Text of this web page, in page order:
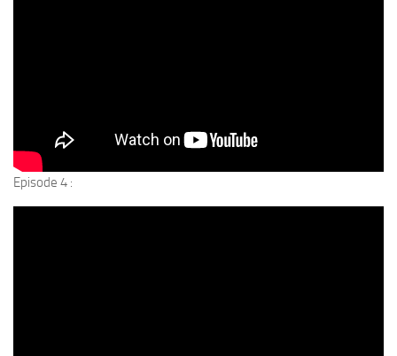
Episode 4 :